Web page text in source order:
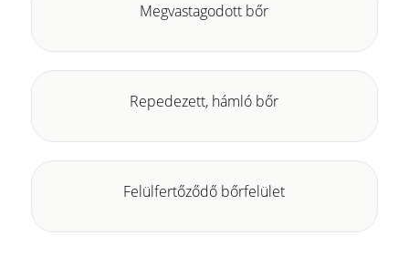
Megvastagodott bőr
Repedezett, hámló bőr
Felülfertőződő bőrfelület